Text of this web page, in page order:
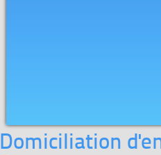
Domiciliation